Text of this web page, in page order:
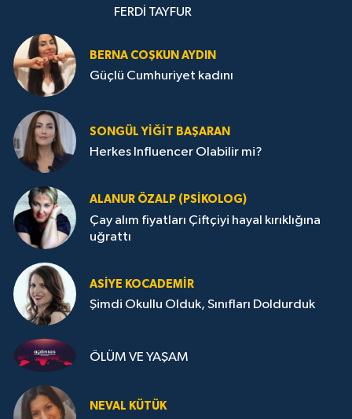
FERDİ TAYFUR
BERNA COŞKUN AYDIN
Güçlü Cumhuriyet kadını
SONGÜL YIĞIT BAŞARAN
Herkes Influencer Olabilir mi?
ALANUR ÖZALP (PSIKOLOG)
Çay alım fiyatları Çiftçiyi hayal kırıklığına
uğrattı
ASIYE KOCADEMİR
Şimdi Okullu Olduk, Sınıfları Doldurduk
ÖLÜM VE YAŞAM
NEVAL KÜTÜK